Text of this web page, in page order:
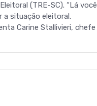
(TRE-SC). “Lá você
a situação eleitoral.
Carine Stallivieri, chefe